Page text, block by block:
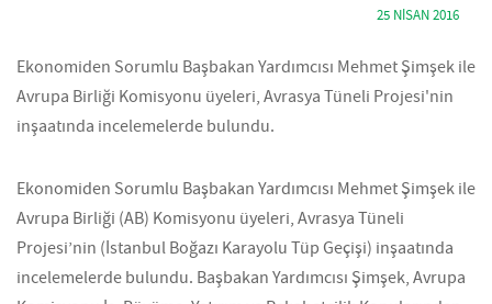
25 NISAN 2016
Ekonomiden Sorumlu Başbakan Yardımcısı Mehmet Şimşek ile
Avrupa Birliği Komisyonu üyeleri, Avrasya Tüneli Projesi'nin
inşaatında incelemelerde bulundu.
Ekonomiden Sorumlu Başbakan Yardımcısı Mehmet Şimşek ile
Avrupa Birliği (AB) Komisyonu üyeleri, Avrasya Tüneli
Projesi’nin (İstanbul Boğazı Karayolu Tüp Geçişi) inşaatında
incelemelerde bulundu. Başbakan Yardımcısı Şimşek, Avrupa